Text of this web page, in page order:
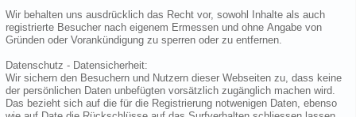
Wir behalten uns ausdrücklich das Recht vor, sowohl Inhalte als auch
registrierte Besucher nach eigenem Ermessen und ohne Angabe von
Gründen oder Vorankündigung zu sperren oder zu entfernen.
Datenschutz - Datensicherheit:
Wir sichern den Besuchern und Nutzern dieser Webseiten zu, dass keine
der persönlichen Daten unbefügten vorsätzlich zugänglich machen wird.
Das bezieht sich auf die für die Registrierung notwenigen Daten, ebenso